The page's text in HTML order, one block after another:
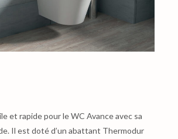
et rapide pour le WC Avance avec sa
Il est doté d’un abattant Thermodur